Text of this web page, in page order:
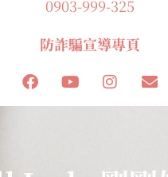
0903-999-325
防詐騙宣導專頁